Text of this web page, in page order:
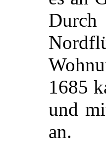
1685
und
an.